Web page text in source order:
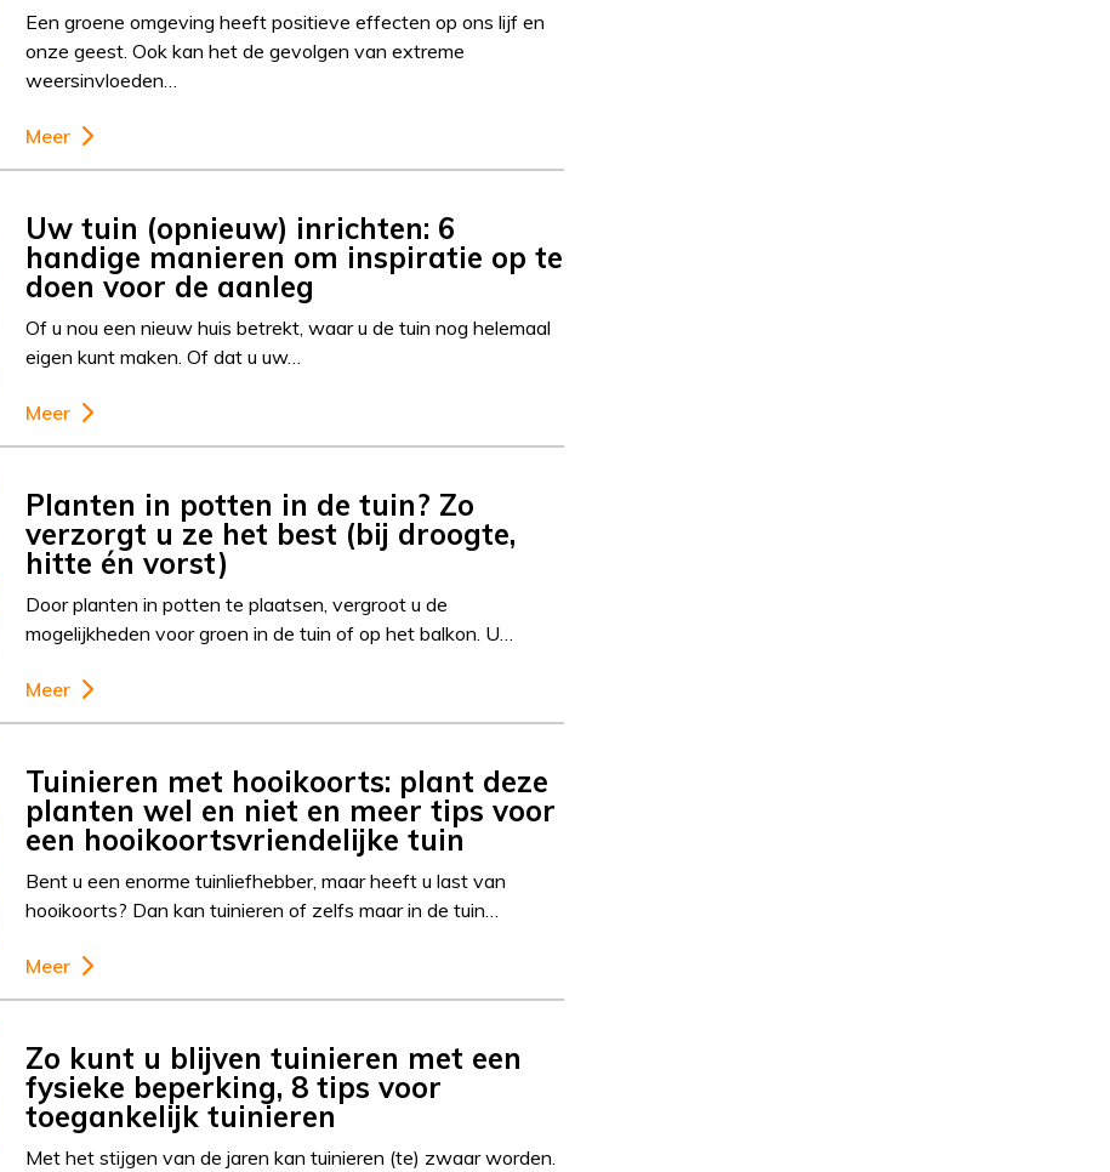
Een groene omgeving heeft positieve effecten op ons lijf en
onze geest. Ook kan het de gevolgen van extreme
weersinvloeden…
Meer
Uw tuin (opnieuw) inrichten: 6
handige manieren om inspiratie op te
doen voor de aanleg
Of u nou een nieuw huis betrekt, waar u de tuin nog helemaal
eigen kunt maken. Of dat u uw…
Meer
Planten in potten in de tuin? Zo
verzorgt u ze het best (bij droogte,
hitte én vorst)
Door planten in potten te plaatsen, vergroot u de
mogelijkheden voor groen in de tuin of op het balkon. U…
Meer
Tuinieren met hooikoorts: plant deze
planten wel en niet en meer tips voor
een hooikoortsvriendelijke tuin
Bent u een enorme tuinliefhebber, maar heeft u last van
hooikoorts? Dan kan tuinieren of zelfs maar in de tuin…
Meer
Zo kunt u blijven tuinieren met een
fysieke beperking, 8 tips voor
toegankelijk tuinieren
Met het stijgen van de jaren kan tuinieren (te) zwaar worden.